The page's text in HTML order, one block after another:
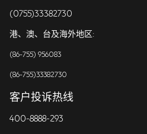
资本充足率信息披露
公示信息
官方微信公众号：渣打中国客户服务
官方微信小程序：渣打中国
COOKIE政策
隐私政策
在线安全
打击金融诈骗
(0755)33382730
港、澳、台及海外地区:
(86-755) 956083
(86-755)33382730
客户投诉热线
400-8888-293